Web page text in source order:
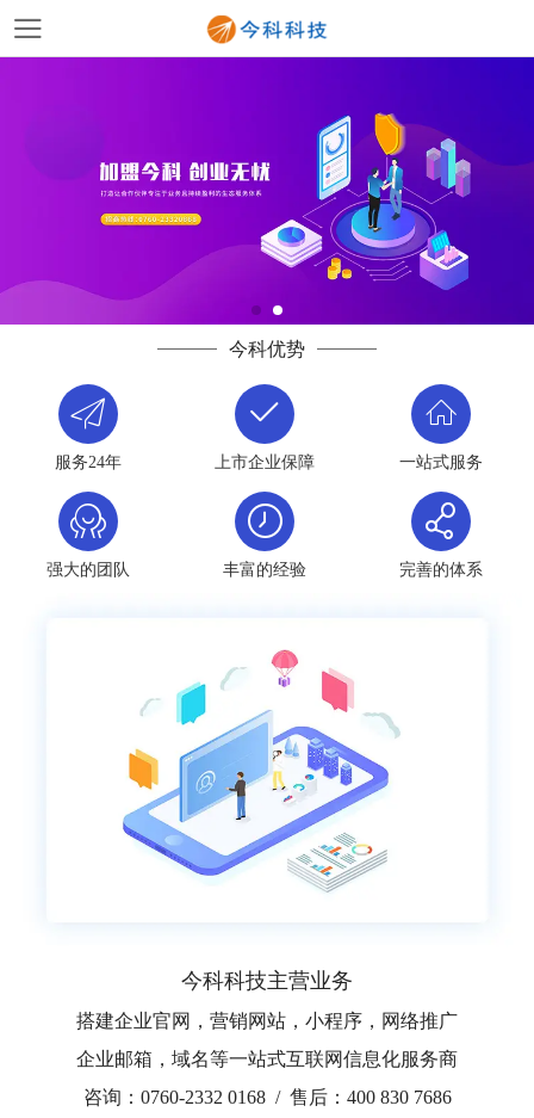
今科优势
服务24年 上市企业保障 一站式服务
强大的团队 丰富的经验 完善的体系
今科科技主营业务
搭建企业官网，营销网站，小程序，网络推广
企业邮箱，域名等一站式互联网信息化服务商
咨询：0760-2332 0168 / 售后：400 830 7686